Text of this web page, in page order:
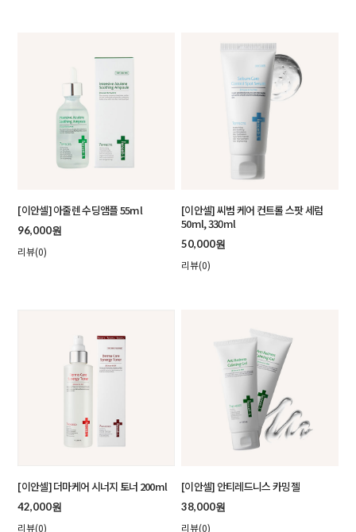
[이안셀] 아줄렌 수딩앰플 55ml
96,000원
리뷰(0)
[이안셀] 씨범 케어 컨트롤 스팟 세럼
50ml, 330ml
50,000원
리뷰(0)
[이안셀] 더마케어 시너지 토너 200ml
42,000원
리뷰(0)
[이안셀] 안티레드니스 카밍젤
38,000원
리뷰(0)